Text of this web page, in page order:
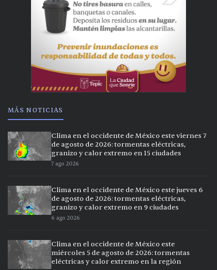
MÁS NOTICIAS
Clima en el occidente de México este viernes 7
de agosto de 2026: tormentas eléctricas,
granizo y calor extremo en 15 ciudades
7 ago 2026
Clima en el occidente de México este jueves 6
de agosto de 2026: tormentas eléctricas,
granizo y calor extremo en 9 ciudades
6 ago 2026
Clima en el occidente de México este
miércoles 5 de agosto de 2026: tormentas
eléctricas y calor extremo en la región